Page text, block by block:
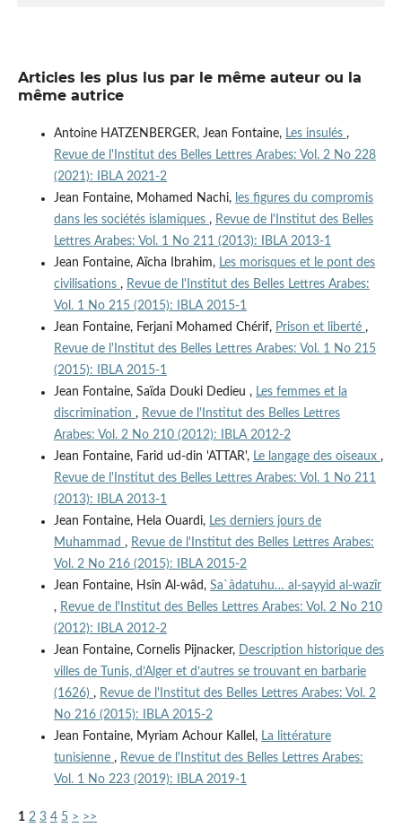
Articles les plus lus par le même auteur ou la
même autrice
Antoine HATZENBERGER, Jean Fontaine, Les insulés ,
Revue de l'Institut des Belles Lettres Arabes: Vol. 2 No 228
(2021): IBLA 2021-2
Jean Fontaine, Mohamed Nachi, les figures du compromis
dans les sociétés islamiques , Revue de l'Institut des Belles
Lettres Arabes: Vol. 1 No 211 (2013): IBLA 2013-1
Jean Fontaine, Aïcha Ibrahim, Les morisques et le pont des
civilisations , Revue de l'Institut des Belles Lettres Arabes:
Vol. 1 No 215 (2015): IBLA 2015-1
Jean Fontaine, Ferjani Mohamed Chérif, Prison et liberté ,
Revue de l'Institut des Belles Lettres Arabes: Vol. 1 No 215
(2015): IBLA 2015-1
Jean Fontaine, Saïda Douki Dedieu , Les femmes et la
discrimination , Revue de l'Institut des Belles Lettres
Arabes: Vol. 2 No 210 (2012): IBLA 2012-2
Jean Fontaine, Farid ud-din 'ATTAR', Le langage des oiseaux ,
Revue de l'Institut des Belles Lettres Arabes: Vol. 1 No 211
(2013): IBLA 2013-1
Jean Fontaine, Hela Ouardi, Les derniers jours de
Muhammad , Revue de l'Institut des Belles Lettres Arabes:
Vol. 2 No 216 (2015): IBLA 2015-2
Jean Fontaine, Hsîn Al-wâd, Sa`âdatuhu… al-sayyid al-wazîr
, Revue de l'Institut des Belles Lettres Arabes: Vol. 2 No 210
(2012): IBLA 2012-2
Jean Fontaine, Cornelis Pijnacker,
Description historique des
villes de Tunis, d’Alger et d’autres se trouvant en barbarie
(1626) , Revue de l'Institut des Belles Lettres Arabes: Vol. 2
No 216 (2015): IBLA 2015-2
Jean Fontaine, Myriam Achour Kallel, La littérature
tunisienne , Revue de l'Institut des Belles Lettres Arabes:
Vol. 1 No 223 (2019): IBLA 2019-1
1 2 3 4 5 > >>